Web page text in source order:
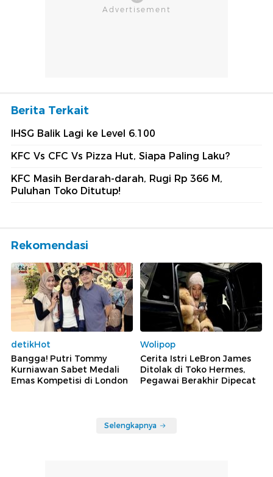
Berita Terkait
IHSG Balik Lagi ke Level 6.100
KFC Vs CFC Vs Pizza Hut, Siapa Paling Laku?
KFC Masih Berdarah-darah, Rugi Rp 366 M,
Puluhan Toko Ditutup!
Rekomendasi
detikHot
Bangga! Putri Tommy
Kurniawan Sabet Medali
Emas Kompetisi di London
Wolipop
Cerita Istri LeBron James
Ditolak di Toko Hermes,
Pegawai Berakhir Dipecat
Selengkapnya